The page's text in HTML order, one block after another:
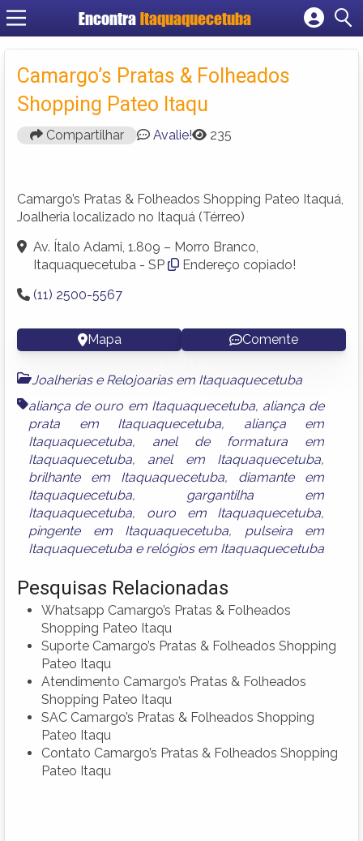
Encontra Itaquaquecetuba
Cadastrar empresa
Criar conta
Camargo’s Pratas & Folheados
Shopping Pateo Itaqu
Compartilhar Avalie! 235
Camargo’s Pratas & Folheados Shopping Pateo Itaquá,
Joalheria localizado no Itaquá (Térreo)
Av. Ítalo Adami, 1.809 – Morro Branco,
Itaquaquecetuba - SP
Endereço copiado!
(11) 2500-5567
Mapa Comente
Joalherias e Relojoarias em Itaquaquecetuba
aliança de ouro em Itaquaquecetuba, aliança de
prata em Itaquaquecetuba, aliança em
Itaquaquecetuba, anel de formatura em
Itaquaquecetuba, anel em Itaquaquecetuba,
brilhante em Itaquaquecetuba, diamante em
Itaquaquecetuba, gargantilha em
Itaquaquecetuba, ouro em Itaquaquecetuba,
pingente em Itaquaquecetuba, pulseira em
Itaquaquecetuba e relógios em Itaquaquecetuba
Pesquisas Relacionadas
Whatsapp Camargo’s Pratas & Folheados
Shopping Pateo Itaqu
Suporte Camargo’s Pratas & Folheados Shopping
Pateo Itaqu
Atendimento Camargo’s Pratas & Folheados
Shopping Pateo Itaqu
SAC Camargo’s Pratas & Folheados Shopping
Pateo Itaqu
Contato Camargo’s Pratas & Folheados Shopping
Pateo Itaqu